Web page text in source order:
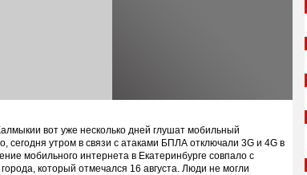
вот уже несколько дней глушат мобильный
сегодня утром в связи с атаками БПЛА отключали 3G и 4G в
мобильного интернета в Екатеринбурге совпало с
который отмечался 16 августа. Люди не могли